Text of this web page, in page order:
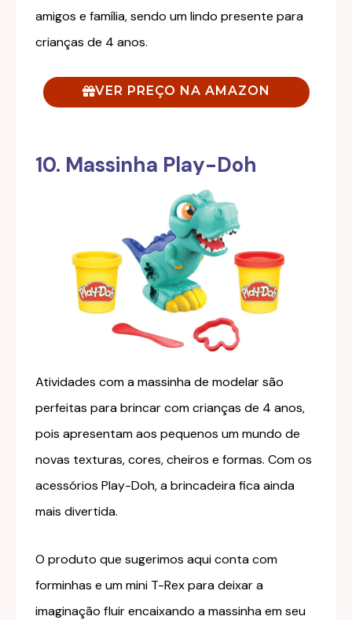
amigos e família, sendo um lindo presente para
crianças de 4 anos.
VER PREÇO NA AMAZON
10. Massinha Play-Doh
Atividades com a massinha de modelar são
perfeitas para brincar com crianças de 4 anos,
pois apresentam aos pequenos um mundo de
novas texturas, cores, cheiros e formas. Com os
acessórios Play-Doh, a brincadeira fica ainda
mais divertida.
O produto que sugerimos aqui conta com
forminhas e um mini T-Rex para deixar a
imaginação fluir encaixando a massinha em seu